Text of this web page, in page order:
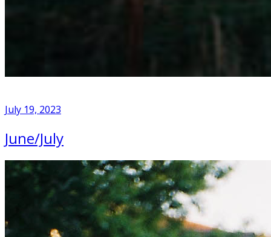
July 19, 2023
June/July